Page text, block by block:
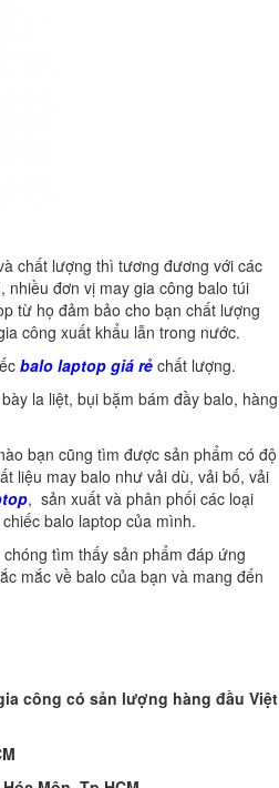
chất lượng thì tương đương với các
nhiều đơn vị may gia công balo túi
từ họ đảm bảo cho bạn chất lượng
công xuất khẩu lẫn trong nước.
balo laptop giá rẻ chất lượng.
la liệt, bụi bặm bám đầy balo, hàng
bạn cũng tìm được sản phẩm có độ
liệu may balo như vải dù, vải bố, vải
, sản xuất và phân phối các loại
balo laptop của mình.
tìm thấy sản phẩm đáp ứng
mắc về balo của bạn và mang đến
công có sản lượng hàng đầu Việt